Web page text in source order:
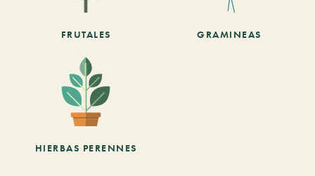
FRUTALES GRAMINEAS
HIERBAS PERENNES